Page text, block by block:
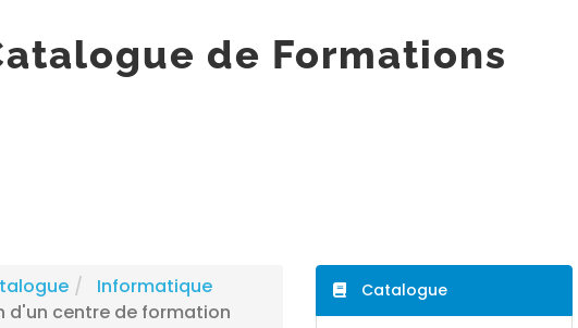
de Formations
Informatique
d'un centre de formation
Catalogue